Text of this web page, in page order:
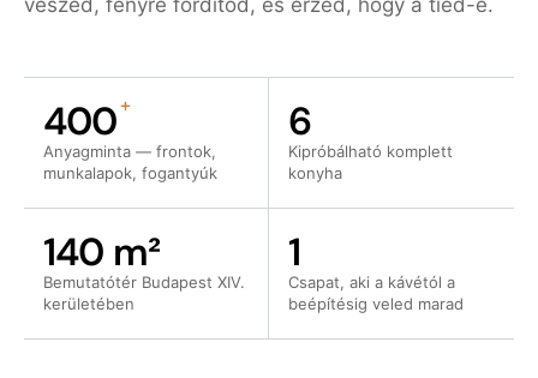
veszed, fényre fordítod, és érzed, hogy a tiéd-e.
400+
Anyagminta — frontok,
munkalapok, fogantyúk
6
Kipróbálható komplett
konyha
140 m²
Bemutatótér Budapest XIV.
kerületében
1
Csapat, aki a kávétól a
beépítésig veled marad